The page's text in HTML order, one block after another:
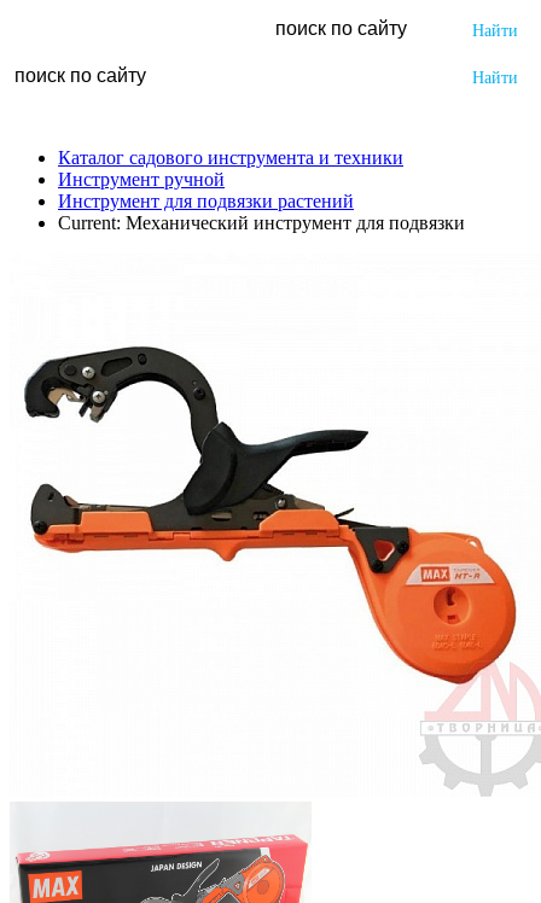
Каталог садового инструмента и техники
Инструмент ручной
Инструмент для подвязки растений
Current: Механический инструмент для подвязки